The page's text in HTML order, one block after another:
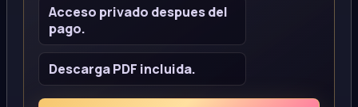
Acceso privado despues del
pago.
Descarga PDF incluida.